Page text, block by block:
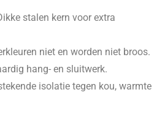
stalen kern voor extra
niet en worden niet broos.
hang- en sluitwerk.
isolatie tegen kou, warmte